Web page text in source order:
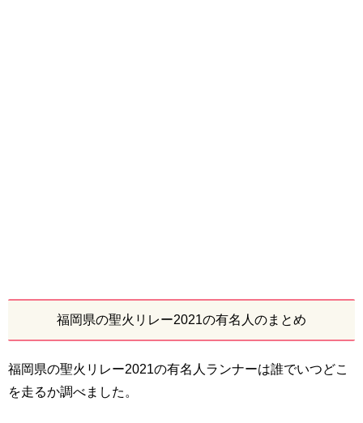
福岡県の聖火リレー2021の有名人のまとめ
福岡県の聖火リレー2021の有名人ランナーは誰でいつどこ
を走るか調べました。